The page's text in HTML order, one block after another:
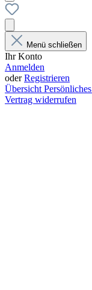
Menü schließen
Ihr Konto
Anmelden
oderRegistrieren
Übersicht
Vertrag widerrufen